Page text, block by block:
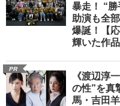
暴走！ “
助演も全
爆誕！【
輝いた作
PR
《渡辺淳
の性”を真
馬・吉田